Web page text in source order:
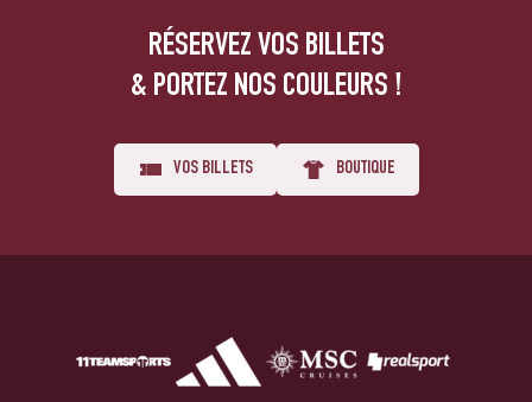
RÉSERVEZ VOS BILLETS
& PORTEZ NOS COULEURS !
VOS BILLETS BOUTIQUE